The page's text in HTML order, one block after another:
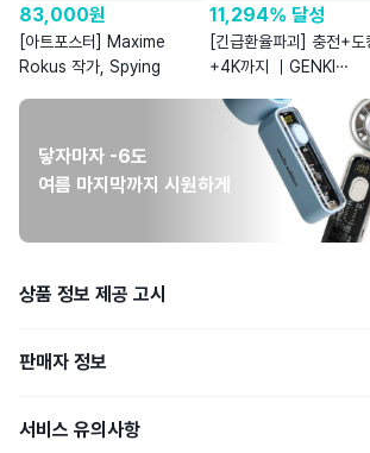
83,000원
[아트포스터] Maxime
Rokus 작가, Spying
11,294% 달성
[긴급환율파괴] 충전+도
+4K까지 ｜GENKI
닿자마자 -6도
여름 마지막까지 시원하게
상품 정보 제공 고시
판매자 정보
서비스 유의사항